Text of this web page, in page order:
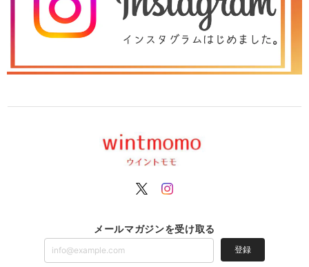
メールマガジンを受け取る
登録